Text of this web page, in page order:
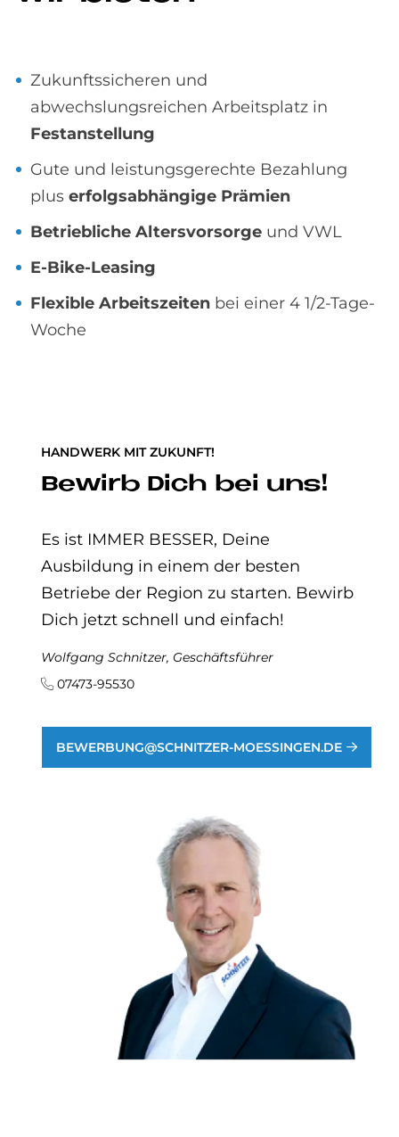
Zukunftssicheren und
abwechslungsreichen Arbeitsplatz in
Festanstellung
Gute und leistungsgerechte Bezahlung
plus erfolgsabhängige Prämien
Betriebliche Altersvorsorge und VWL
E-Bike-Leasing
Flexible Arbeitszeiten bei einer 4 1/2-Tage-
Woche
HANDWERK MIT ZUKUNFT!
Be­wirb Dich bei uns!
Es ist IMMER BESSER, Deine
Ausbildung in einem der besten
Betriebe der Region zu starten. Bewirb
Dich jetzt schnell und einfach!
Wolfgang Schnitzer, Geschäftsführer
07473-95530
BEWERBUNG@SCHNITZER-MOESSINGEN.DE